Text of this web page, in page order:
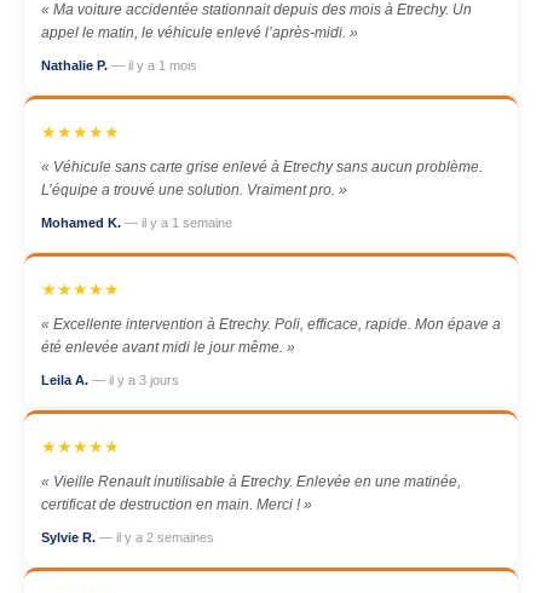
« Ma voiture accidentée stationnait depuis des mois à Etrechy. Un
appel le matin, le véhicule enlevé l’après-midi. »
Nathalie P. — il y a 1 mois
★★★★★
« Véhicule sans carte grise enlevé à Etrechy sans aucun problème.
L’équipe a trouvé une solution. Vraiment pro. »
Mohamed K. — il y a 1 semaine
★★★★★
« Excellente intervention à Etrechy. Poli, efficace, rapide. Mon épave a
été enlevée avant midi le jour même. »
Leila A. — il y a 3 jours
★★★★★
« Vieille Renault inutilisable à Etrechy. Enlevée en une matinée,
certificat de destruction en main. Merci ! »
Sylvie R. — il y a 2 semaines